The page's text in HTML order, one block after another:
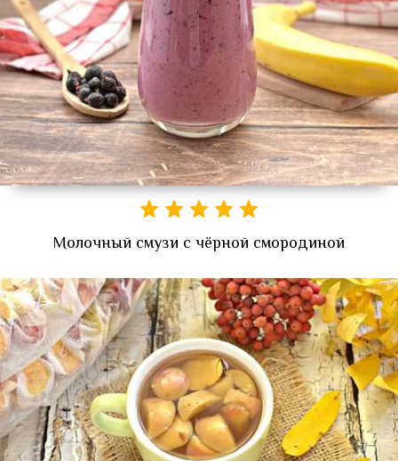
Молочный смузи с чёрной смородиной